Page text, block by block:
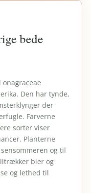
bede
Den har tynde,
der
Farverne
sorter viser
Planterne
og til
bier og
og lethed til